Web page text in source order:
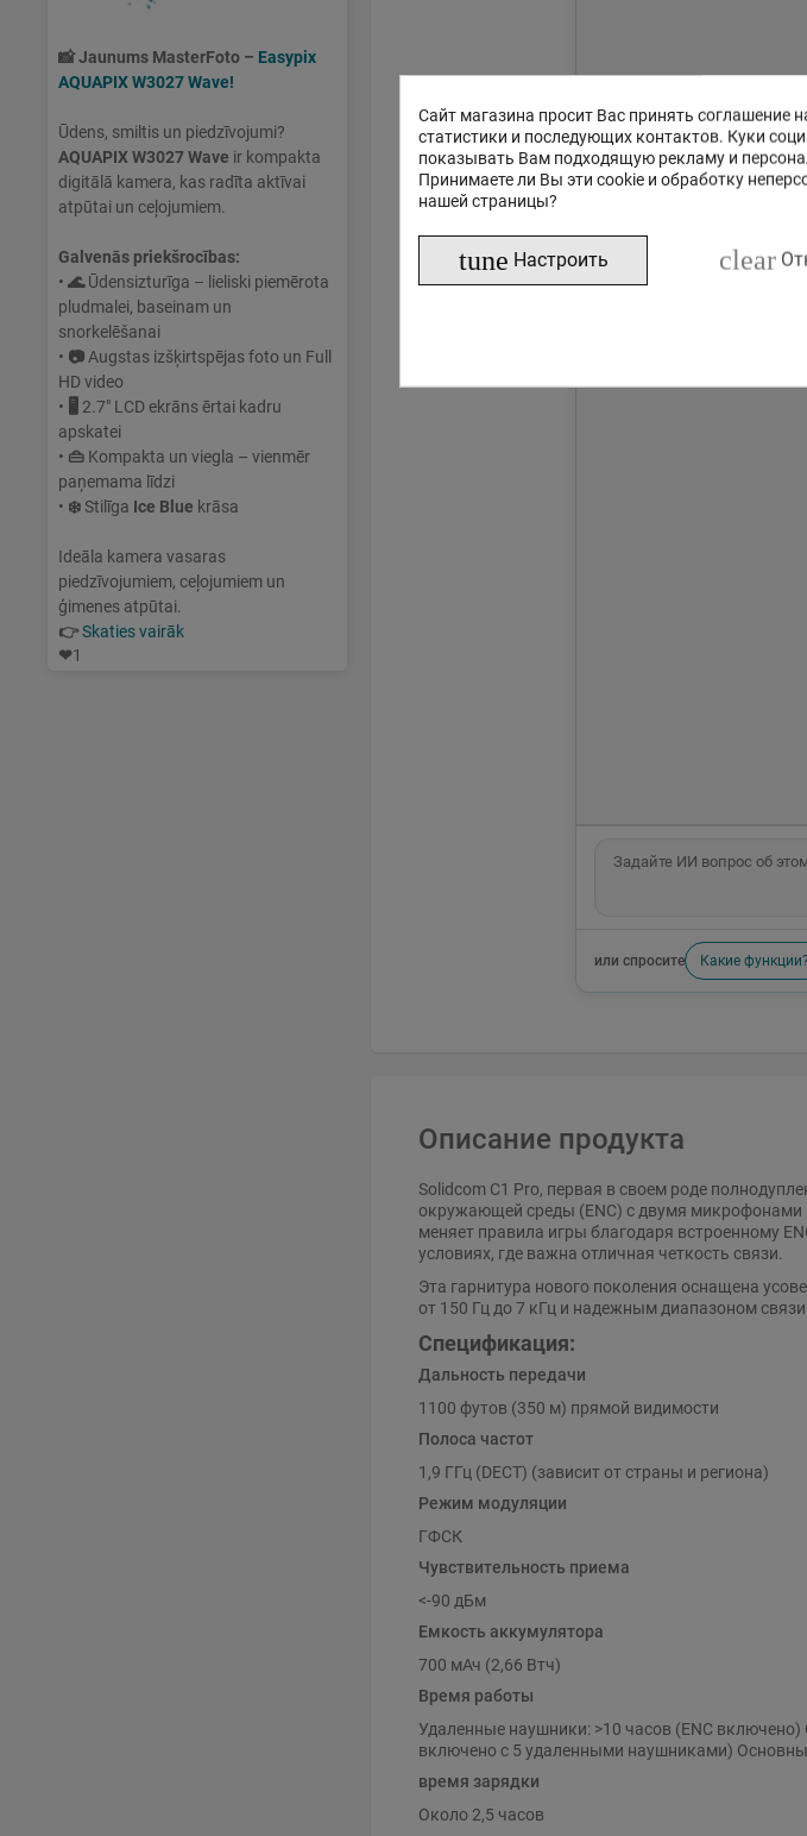
Сайт магазина просит Вас принять соглашение
статистики и последующих контактов. Куки
показывать Вам подходящую рекламу и
Принимаете ли Вы эти cookie и обработку
нашей страницы?
tune Настроить clear
📸Jaunums MasterFoto – Easypix
AQUAPIX W3027 Wave!
Ūdens, smiltis un piedzīvojumi?
AQUAPIX W3027 Wave ir kompakta
digitālā kamera, kas radīta aktīvai
atpūtai un ceļojumiem.
Galvenās priekšrocības:
• 🌊Ūdensizturīga – lieliski piemērota
pludmalei, baseinam un
snorkelēšanai
• 📷 Augstas izšķirtspējas foto un Full
HD video
• 🖥 2.7" LCD ekrāns ērtai kadru
apskatei
• 👜 Kompakta un viegla – vienmēr
paņemama līdzi
• ❄️Stilīga Ice Blue krāsa
Ideāla kamera vasaras
piedzīvojumiem, ceļojumiem un
ģimenes atpūtai.
👉Skaties vairāk
❤1
или спросите Какие функции?
Описание продукта
Solidcom C1 Pro, первая в своем роде
окружающей среды (ENC) с двумя микрофонами
меняет правила игры благодаря встроенному
условиях, где важна отличная четкость связи.
Эта гарнитура нового поколения оснащена
от 150 Гц до 7 кГц и надежным диапазоном связи
Спецификация:
Дальность передачи
1100 футов (350 м) прямой видимости
Полоса частот
1,9 ГГц (DECT) (зависит от страны и региона)
Режим модуляции
ГФСК
Чувствительность приема
<-90 дБм
Емкость аккумулятора
700 мАч (2,66 Втч)
Время работы
Удаленные наушники: >10 часов (ENC
включено с 5 удаленными наушниками)
время зарядки
Около 2,5 часов